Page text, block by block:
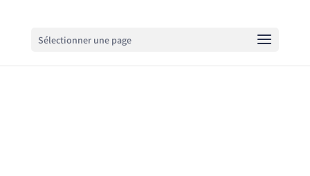
Sélectionner une page